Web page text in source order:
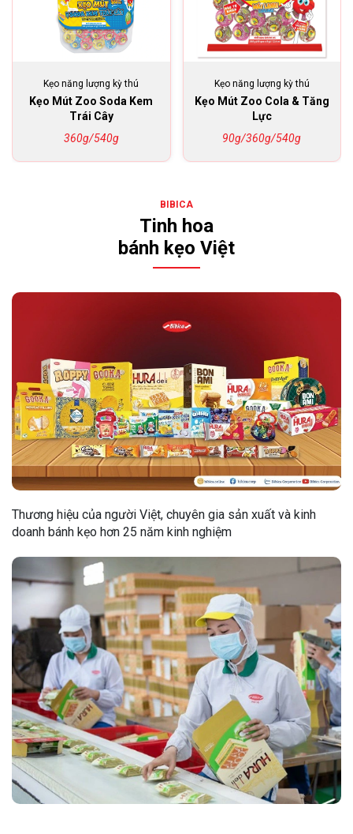
Kẹo năng lượng kỳ thú
Kẹo Mút Zoo Soda Kem
Trái Cây
360g/540g
Kẹo năng lượng kỳ thú
Kẹo Mút Zoo Cola & Tăng
Lực
90g/360g/540g
BIBICA
Tinh hoa
bánh kẹo Việt
Thương hiệu của người Việt, chuyên gia sản xuất và kinh
doanh bánh kẹo hơn 25 năm kinh nghiệm